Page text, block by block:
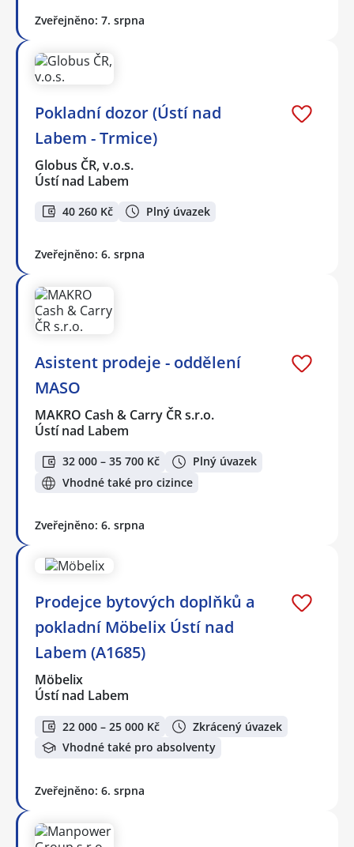
Zveřejněno: 7. srpna
Pokladní dozor (Ústí nad
Labem - Trmice)
Globus ČR, v.o.s.
Ústí nad Labem
40 260 Kč Plný úvazek
Zveřejněno: 6. srpna
Asistent prodeje - oddělení
MASO
MAKRO Cash & Carry ČR s.r.o.
Ústí nad Labem
32 000 – 35 700 Kč
Plný úvazek
Vhodné také pro cizince
Zveřejněno: 6. srpna
Prodejce bytových doplňků a
pokladní Möbelix Ústí nad
Labem (A1685)
Möbelix
Ústí nad Labem
22 000 – 25 000 Kč
Zkrácený úvazek
Vhodné také pro absolventy
Zveřejněno: 6. srpna